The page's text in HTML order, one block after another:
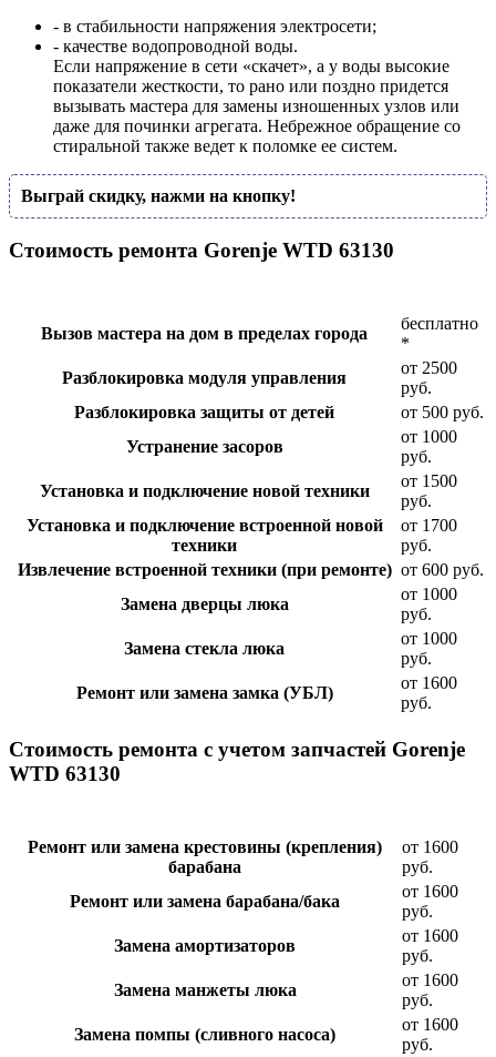
- в стабильности напряжения электросети;
- качестве водопроводной воды.
Если напряжение в сети «скачет», а у воды высокие
показатели жесткости, то рано или поздно придется
вызывать мастера для замены изношенных узлов или
даже для починки агрегата. Небрежное обращение со
стиральной также ведет к поломке ее систем.
Выграй скидку, нажми на кнопку!
Стоимость ремонта Gorenje WTD 63130
Вызов мастера на дом в пределах города
бесплатно
*
Разблокировка модуля управления
от 2500
руб.
Разблокировка защиты от детей
от 500 руб.
Устранение засоров
от 1000
руб.
Установка и подключение новой техники
от 1500
руб.
Установка и подключение встроенной новой
техники
от 1700
руб.
Извлечение встроенной техники (при ремонте) от 600 руб.
Замена дверцы люка
от 1000
руб.
Замена стекла люка
от 1000
руб.
Ремонт или замена замка (УБЛ)
от 1600
руб.
Стоимость ремонта с учетом запчастей Gorenje
WTD 63130
Ремонт или замена крестовины (крепления)
барабана
от 1600
руб.
Ремонт или замена барабана/бака
от 1600
руб.
Замена амортизаторов
от 1600
руб.
Замена манжеты люка
от 1600
руб.
Замена помпы (сливного насоса)
от 1600
руб.